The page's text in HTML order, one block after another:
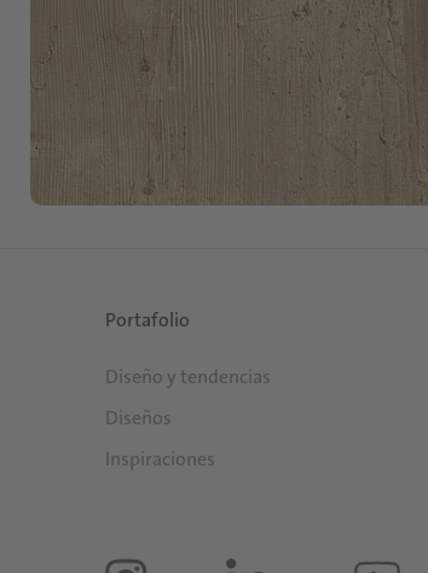
Portafolio
Diseño y tendencias
Diseños
Inspiraciones